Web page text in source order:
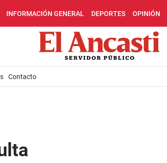
INFORMACIÓN GENERAL DEPORTES OPINIÓN
Contacto